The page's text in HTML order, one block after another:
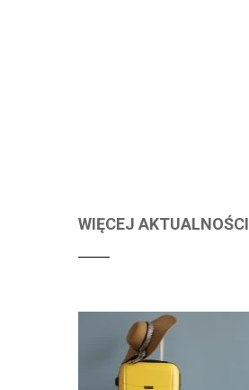
WIĘCEJ AKTUALNOŚCI